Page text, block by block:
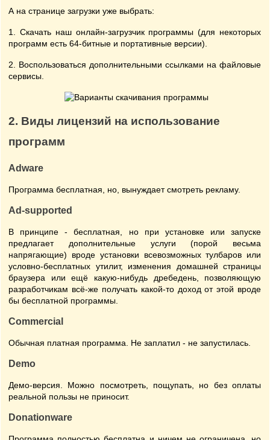
А на странице загрузки уже выбрать:
1. Скачать наш онлайн-загрузчик программы (для некоторых
программ есть 64-битные и портативные версии).
2. Воспользоваться дополнительными ссылками на файловые
сервисы.
2. Виды лицензий на использование
программ
Adware
Программа бесплатная, но, вынуждает смотреть рекламу.
Ad-supported
В принципе - бесплатная, но при установке или запуске
предлагает дополнительные услуги (порой весьма
напрягающие) вроде установки всевозможных тулбаров или
условно-бесплатных утилит, изменения домашней страницы
браузера или ещё какую-нибудь дребедень, позволяющую
разработчикам всё-же получать какой-то доход от этой вроде
бы бесплатной программы.
Commercial
Обычная платная программа. Не заплатил - не запустилась.
Demo
Демо-версия. Можно посмотреть, пощупать, но без оплаты
реальной пользы не приносит.
Donationware